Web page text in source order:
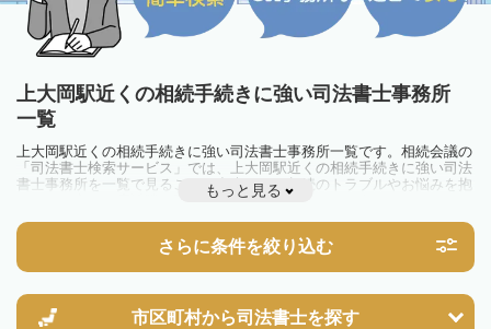
上大岡駅近くの相続手続きに強い司法書士事務所
一覧
上大岡駅近くの相続手続きに強い司法書士事務所一覧です。相続会議の
「司法書士検索サービス」では、上大岡駅近くの相続手続きに強い司法
書士事務所を一覧で見ることが出来ます。相続のトラブルやお悩みを抱
えている方は一度近隣の司法書士に相談してみましょう。
もっと見る
さらに条件を絞り込む
市区町村から司法書士を探す